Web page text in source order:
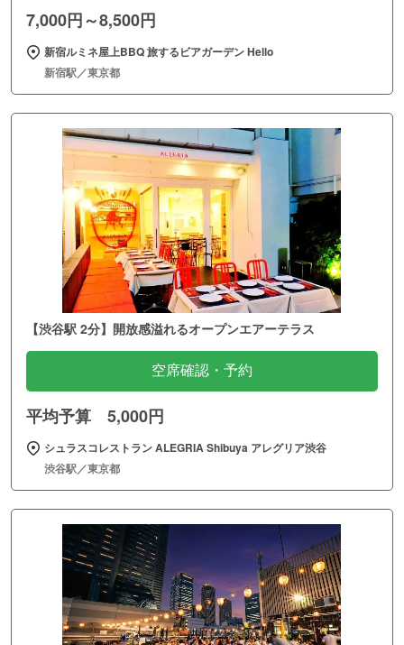
7,000円～8,500円
新宿ルミネ屋上BBQ 旅するビアガーデン Hello
新宿駅／東京都
【渋谷駅 2分】開放感溢れるオープンエアーテラス
空席確認・予約
平均予算 5,000円
シュラスコレストラン ALEGRIA Shibuya アレグリア渋谷
渋谷駅／東京都